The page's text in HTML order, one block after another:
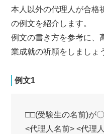
本人以外の代理人が合格
の例文を紹介します。
例文の書き方を参考に、
業成就の祈願をしましょ
例文1
□□(受験生の名前)が
<代理人名前> <代理